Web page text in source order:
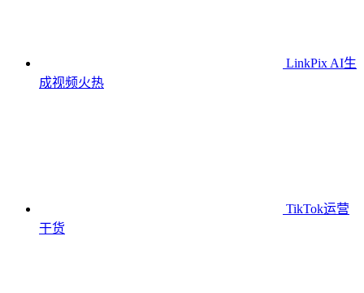
LinkPix AI生
成视频火热
TikTok运营
干货